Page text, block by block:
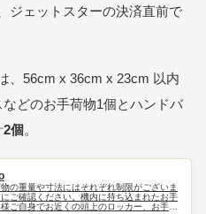
ジェットスターの決済直前で
、56cm x 36cm x 23cm 以内
どのお手荷物1個とハンドバ
2個。
の重量や寸法にはそれぞれ制限がございま
ご確認ください。機内に持ち込まれたお手
ご自身でお近くの頭上のロッカー、お手回